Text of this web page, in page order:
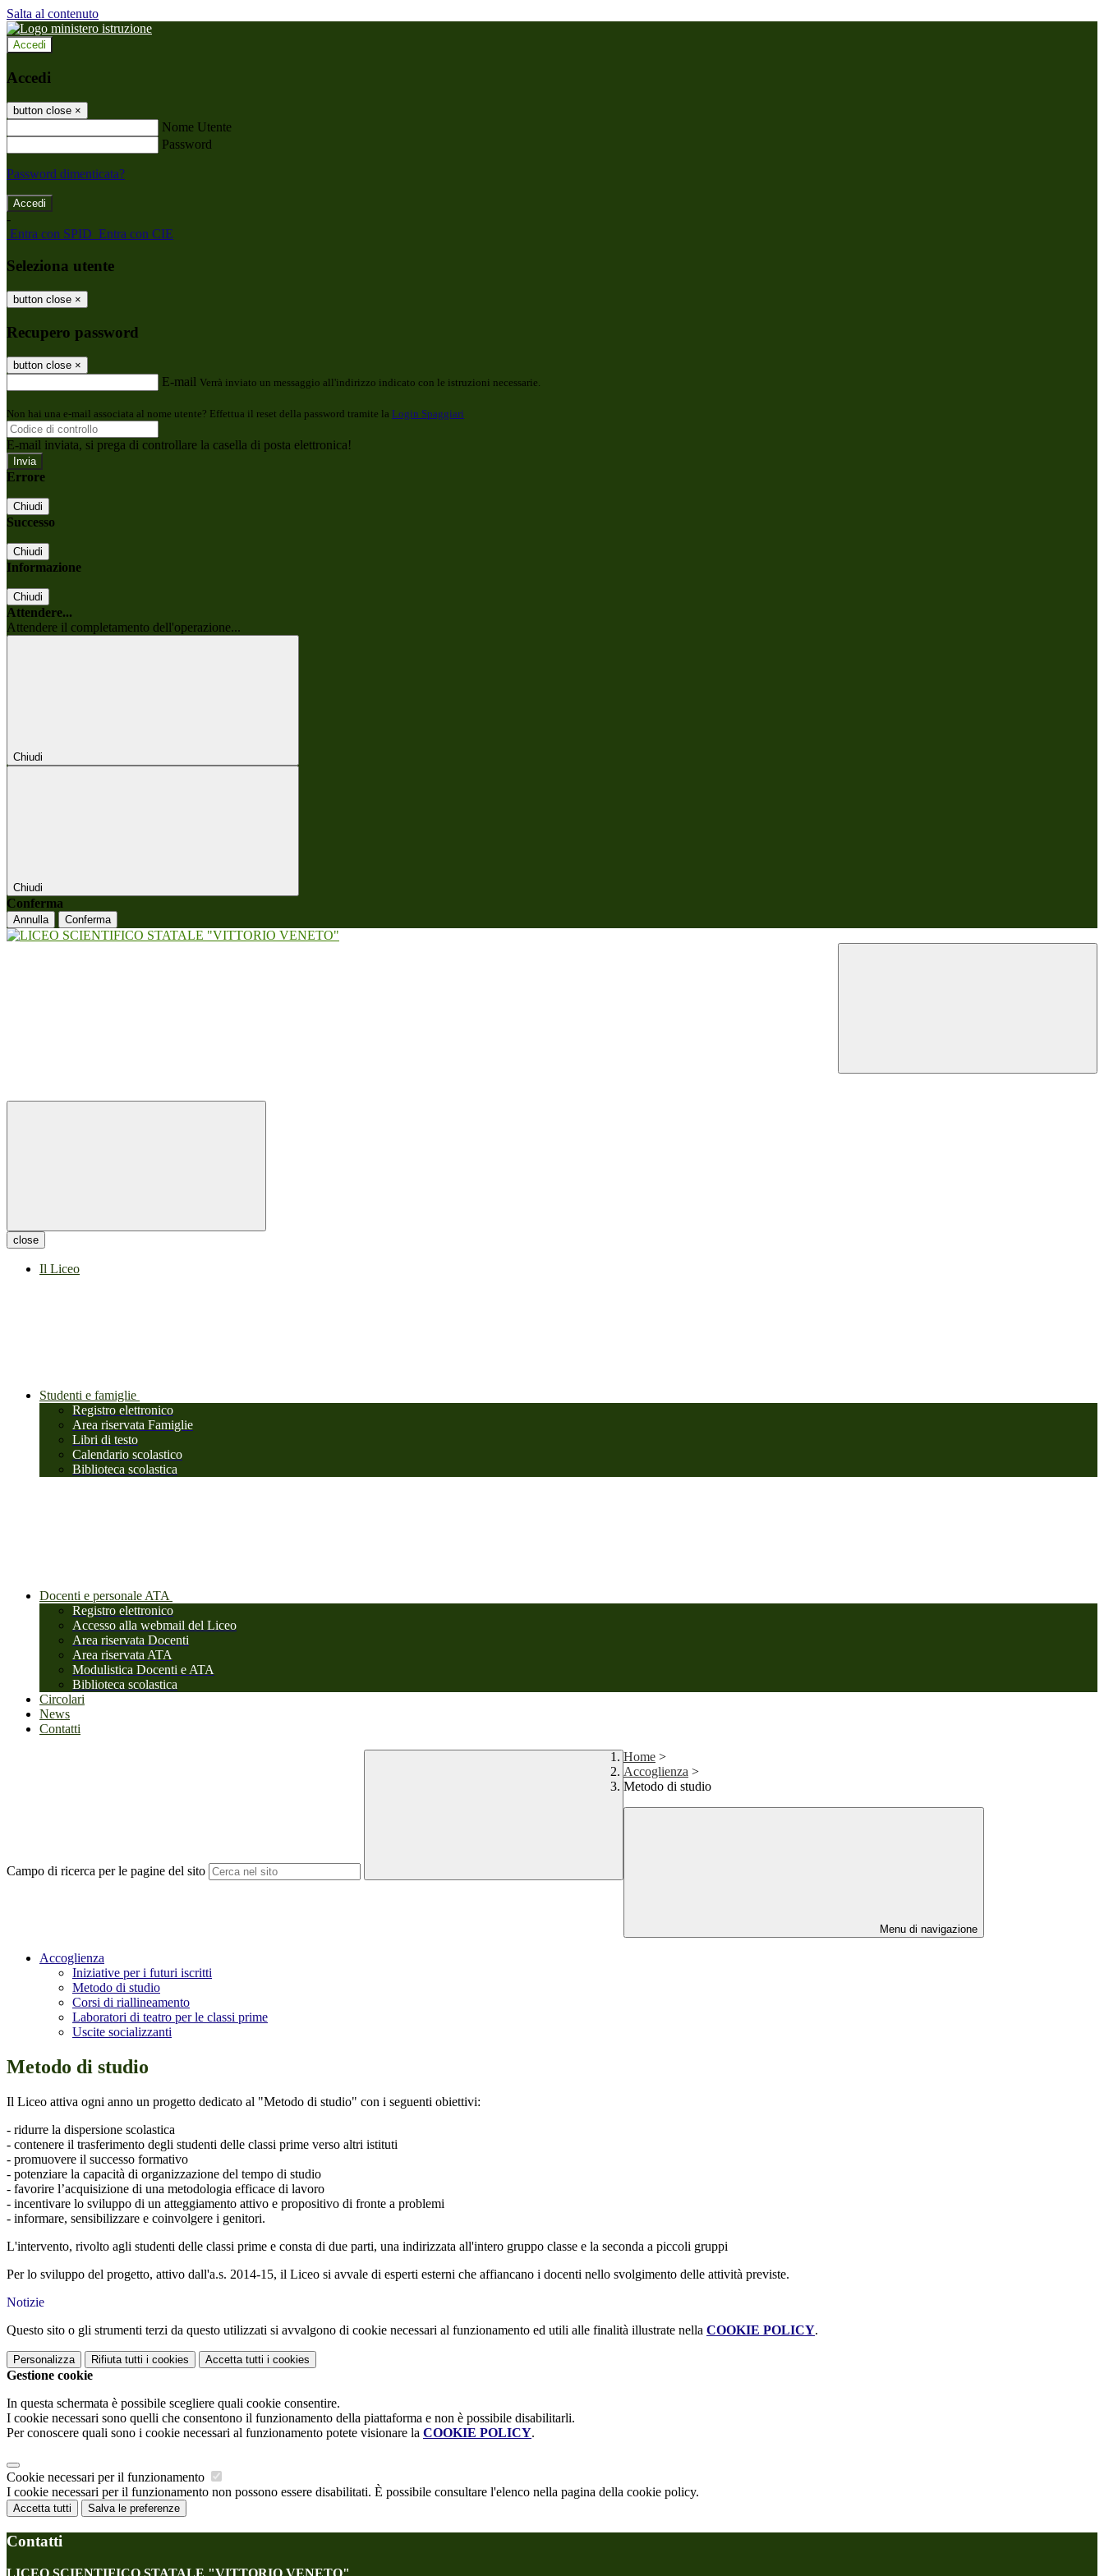
Salta al contenuto
Accedi
Accedi
button close ×
Nome Utente
Password
Password dimenticata?
-
Entra con SPID Entra con CIE
Seleziona utente
button close ×
Recupero password
button close ×
E-mail Verrà inviato un messaggio all'indirizzo indicato con le istruzioni necessarie.
Non hai una e-mail associata al nome utente? Effettua il reset della password tramite la Login Spaggiari
E-mail inviata, si prega di controllare la casella di posta elettronica!
Errore
Chiudi
Successo
Chiudi
Informazione
Chiudi
Attendere...
Attendere il completamento dell'operazione...
Chiudi
Chiudi
Conferma
Annulla Conferma
close
Il Liceo
Studenti e famiglie
Registro elettronico
Area riservata Famiglie
Libri di testo
Calendario scolastico
Biblioteca scolastica
Docenti e personale ATA
Registro elettronico
Accesso alla webmail del Liceo
Area riservata Docenti
Area riservata ATA
Modulistica Docenti e ATA
Biblioteca scolastica
Circolari
News
Contatti
Campo di ricerca per le pagine del sito
Home >
Accoglienza >
Metodo di studio
Menu di navigazione
Accoglienza
Iniziative per i futuri iscritti
Metodo di studio
Corsi di riallineamento
Laboratori di teatro per le classi prime
Uscite socializzanti
Metodo di studio
Il Liceo attiva ogni anno un progetto dedicato al "Metodo di studio" con i seguenti obiettivi:
- ridurre la dispersione scolastica
- contenere il trasferimento degli studenti delle classi prime verso altri istituti
- promuovere il successo formativo
- potenziare la capacità di organizzazione del tempo di studio
- favorire l’acquisizione di una metodologia efficace di lavoro
- incentivare lo sviluppo di un atteggiamento attivo e propositivo di fronte a problemi
- informare, sensibilizzare e coinvolgere i genitori.
L'intervento, rivolto agli studenti delle classi prime e consta di due parti, una indirizzata all'intero gruppo classe e la seconda a piccoli gruppi
Per lo sviluppo del progetto, attivo dall'a.s. 2014-15, il Liceo si avvale di esperti esterni che affiancano i docenti nello svolgimento delle attività previste.
Notizie
Questo sito o gli strumenti terzi da questo utilizzati si avvalgono di cookie necessari al funzionamento ed utili alle finalità illustrate nella COOKIE POLICY.
Personalizza Rifiuta tutti i cookies Accetta tutti i cookies
Gestione cookie
In questa schermata è possibile scegliere quali cookie consentire.
I cookie necessari sono quelli che consentono il funzionamento della piattaforma e non è possibile disabilitarli.
Per conoscere quali sono i cookie necessari al funzionamento potete visionare la COOKIE POLICY.
Cookie necessari per il funzionamento
I cookie necessari per il funzionamento non possono essere disabilitati. È possibile consultare l'elenco nella pagina della cookie policy.
Accetta tutti Salva le preferenze
Contatti
LICEO SCIENTIFICO STATALE "VITTORIO VENETO"